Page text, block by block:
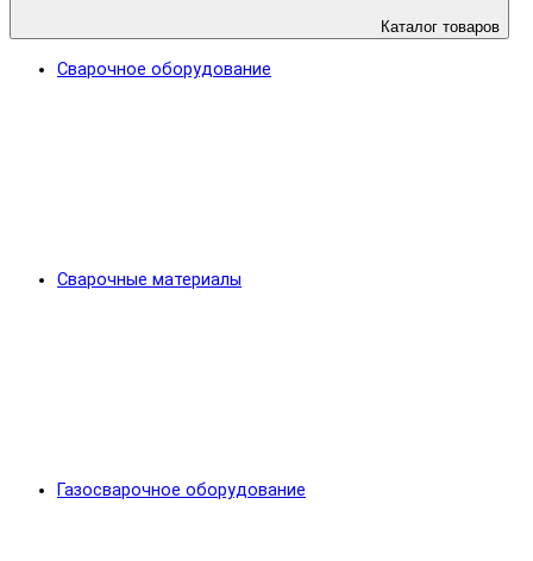
Каталог товаров
Сварочное оборудование
Сварочные материалы
Газосварочное оборудование